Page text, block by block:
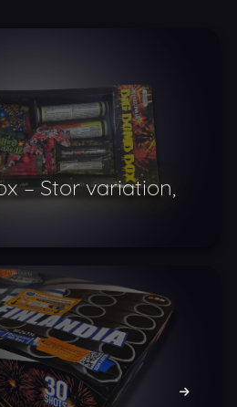
– Stor variation,